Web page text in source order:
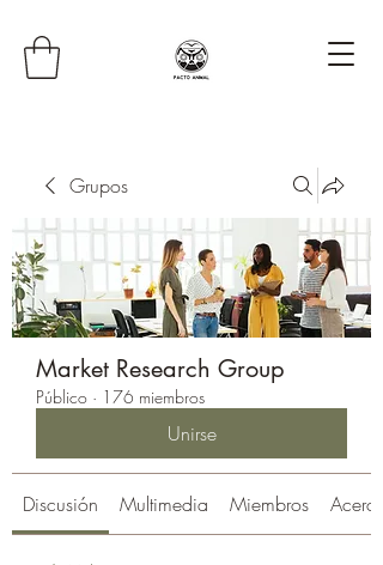
Grupos
Market Research Group
Público · 176 miembros
Unirse
Discusión Multimedia Miembros Acerca